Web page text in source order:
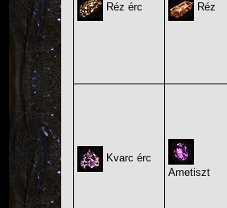
Réz érc Réz
Kvarc érc
Ametiszt